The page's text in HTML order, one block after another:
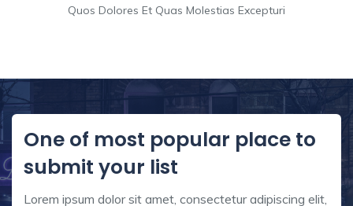
Quos Dolores Et Quas Molestias Excepturi
One of most popular place to
submit your list
Lorem ipsum dolor sit amet, consectetur adipiscing elit,